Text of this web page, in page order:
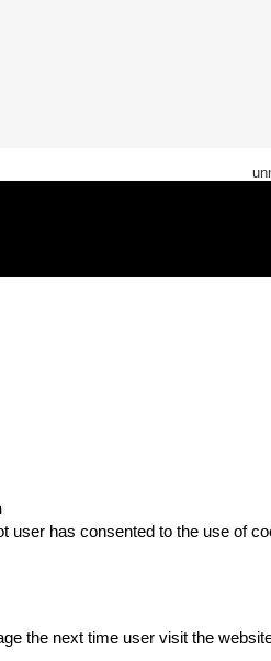
has consented to the use of
the next time user visit the